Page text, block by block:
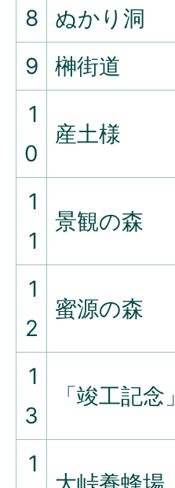
8
ぬかり洞
9
榊街道
1
0
産土様
1
1
景観の森
1
2
蜜源の森
1
3
「竣工記念」
1